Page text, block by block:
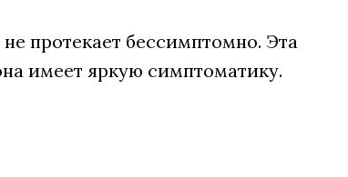
протекает бессимптомно. Эта
имеет яркую симптоматику.